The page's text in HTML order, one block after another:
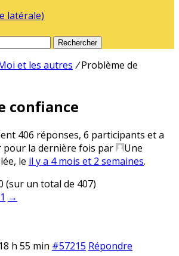
latérale)
Rechercher
et les autres / Problème de
confiance
406 réponses, 6 participants et a
pour la dernière fois par
Une
, le il y a 4 mois et 2 semaines.
(sur un total de 407)
→
h 55 min #57215 Répondre